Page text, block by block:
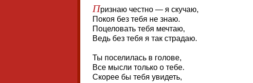
Признаю честно — я скучаю,
Покоя без тебя не знаю.
Поцеловать тебя мечтаю,
Ведь без тебя я так страдаю.
Ты поселилась в голове,
Все мысли только о тебе.
Скорее бы тебя увидеть,